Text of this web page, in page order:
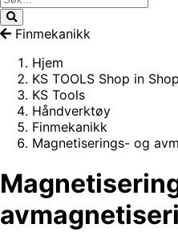
Finmekanikk
Hjem
KS TOOLS Shop in Shop
KS Tools
Håndverktøy
Finmekanikk
Magnetiserings- og